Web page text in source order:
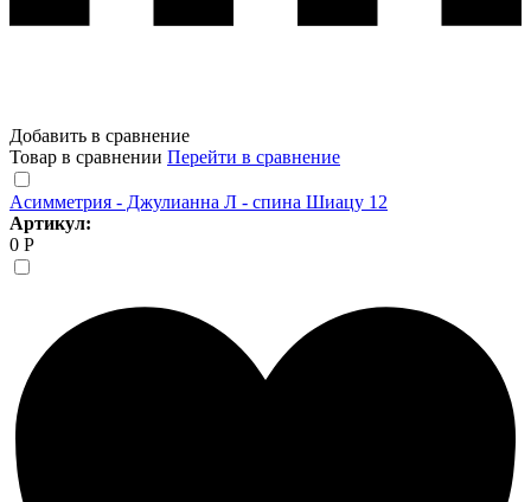
Добавить в сравнение
Товар в сравнении Перейти в сравнение
Асимметрия - Джулианна Л - спина Шиацу 12
Артикул:
0 Р